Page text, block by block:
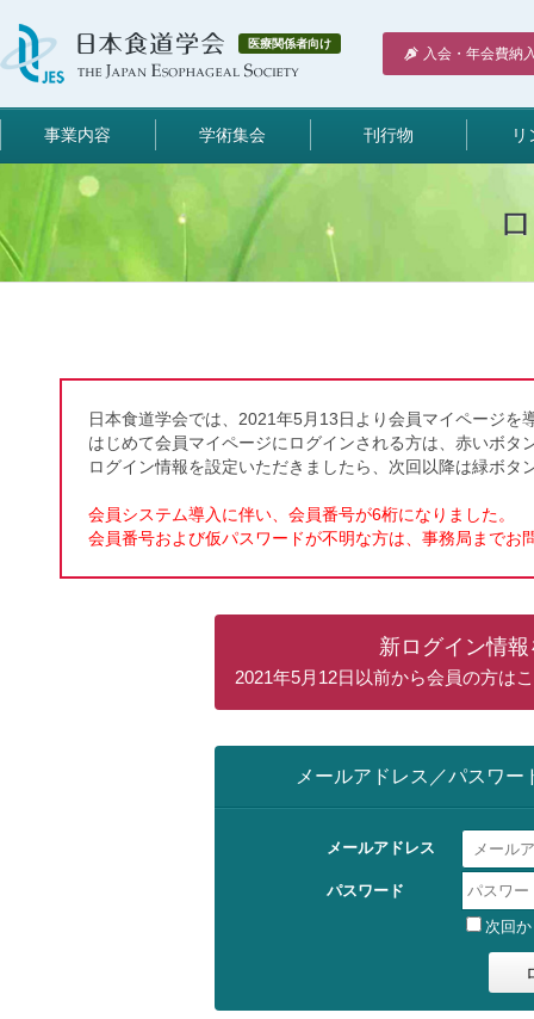
医療関係者向け
入会・年会費納
事業内容 学術集会 刊行物 リ
日本食道学会では、2021年5月13日より会員マイページを
はじめて会員マイページにログインされる方は、赤いボタ
ログイン情報を設定いただきましたら、次回以降は緑ボ
会員システム導入に伴い、会員番号が6桁になりました。
会員番号および仮パスワードが不明な方は、事務局までお
新ログイン情
2021年5月12日以前から会員の方は
メールアドレス／パスワ
メールアドレス
パスワード
次回